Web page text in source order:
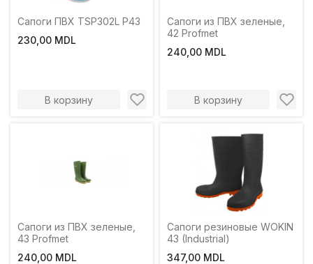
Сапоги ПВХ TSP302L Р43
230,00 MDL
В корзину
Сапоги из ПВХ зеленые,
42 Profmet
240,00 MDL
В корзину
Сапоги из ПВХ зеленые,
43 Profmet
240,00 MDL
Сапоги резиновые WOKIN
43 (Industrial)
347,00 MDL